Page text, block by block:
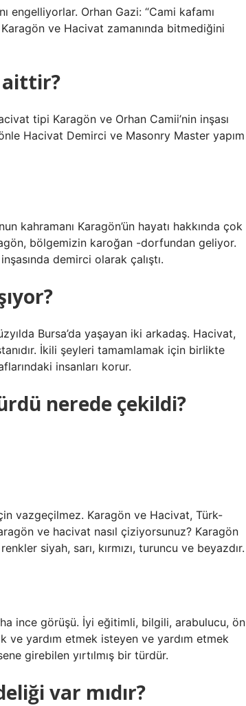
engelliyorlar. Orhan Gazi: “Cami kafamı
ve Hacivat zamanında bitmediğini
aittir?
tipi Karagön ve Orhan Camii’nin inşası
Hacivat Demirci ve Masonry Master yapım
kahramanı Karagön’ün hayatı hakkında çok
bölgemizin karoğan -dorfundan geliyor.
demirci olarak çalıştı.
Bursa’da yaşayan iki arkadaş. Hacivat,
İkili şeyleri tamamlamak için birlikte
insanları korur.
nerede çekildi?
vazgeçilmez. Karagön ve Hacivat, Türk-
ve hacivat nasıl çiziyorsunuz? Karagön
siyah, sarı, kırmızı, turuncu ve beyazdır.
ince görüşü. İyi eğitimli, bilgili, arabulucu, ön
ve yardım etmek isteyen ve yardım etmek
girebilen yırtılmış bir türdür.
var mıdır?